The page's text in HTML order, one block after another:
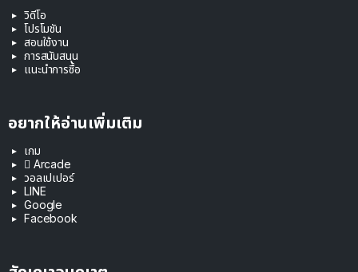
วิดีโอ
โปรโมชัน
สอนใช้งาน
การสนับสนุน
แนะนำการซื้อ
อยากให้อ่านเพิ่มเติม
เกม
 Arcade
วอลเปเปอร์
LINE
Google
Facebook